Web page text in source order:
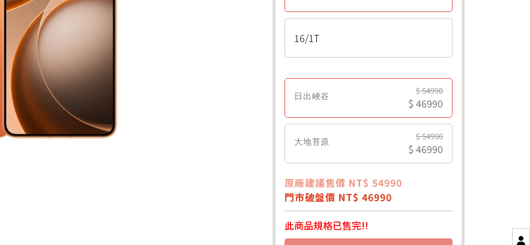
16/1T
日出峽谷 $ 54990
$ 46990
大地苔原 $ 54990
$ 46990
原廠建議售價 NT$ 54990
門市破盤價 NT$ 46990
此商品規格已售完!!